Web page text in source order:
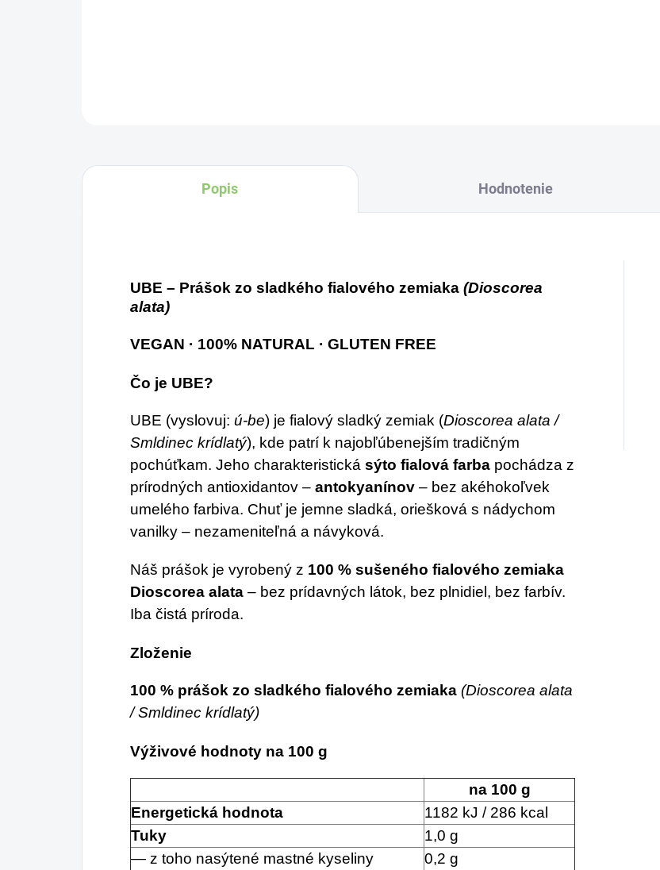
Popis Hodnotenie
UBE – Prášok zo sladkého fialového zemiaka (Dioscorea
alata)
VEGAN · 100% NATURAL · GLUTEN FREE
Čo je UBE?
UBE (vyslovuj: ú-be) je fialový sladký zemiak (Dioscorea alata /
Smldinec krídlatý), kde patrí k najobľúbenejším tradičným
pochúťkam. Jeho charakteristická sýto fialová farba pochádza z
prírodných antioxidantov – antokyanínov – bez akéhokoľvek
umelého farbiva. Chuť je jemne sladká, oriešková s nádychom
vanilky – nezameniteľná a návyková.
Náš prášok je vyrobený z 100 % sušeného fialového zemiaka
Dioscorea alata – bez prídavných látok, bez plnidiel, bez farbív.
Iba čistá príroda.
Zloženie
100 % prášok zo sladkého fialového zemiaka (Dioscorea alata
/ Smldinec krídlatý)
Výživové hodnoty na 100 g
na 100 g
Energetická hodnota
1182 kJ / 286 kcal
Tuky
1,0 g
— z toho nasýtené mastné kyseliny
0,2 g